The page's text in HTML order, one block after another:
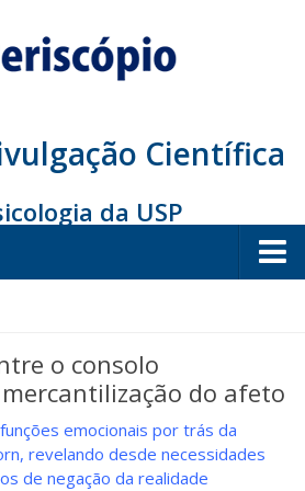
Científica
da USP
o consolo
do afeto
emocionais por trás da
revelando desde necessidades
de negação da realidade